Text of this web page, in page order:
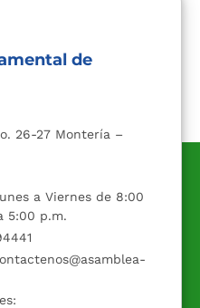
de
26-27 Montería –
a Viernes de 8:00
5:00 p.m.